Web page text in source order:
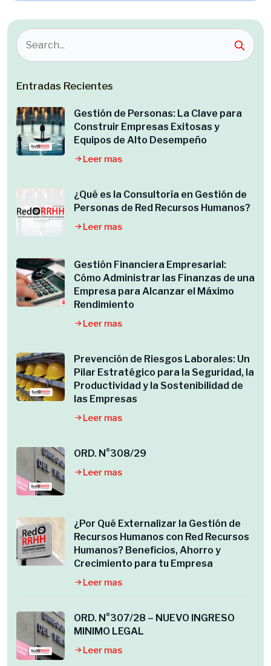
Entradas Recientes
Gestión de Personas: La Clave para
Construir Empresas Exitosas y
Equipos de Alto Desempeño
Leer mas
¿Qué es la Consultoría en Gestión de
Personas de Red Recursos Humanos?
Leer mas
Gestión Financiera Empresarial:
Cómo Administrar las Finanzas de una
Empresa para Alcanzar el Máximo
Rendimiento
Leer mas
Prevención de Riesgos Laborales: Un
Pilar Estratégico para la Seguridad, la
Productividad y la Sostenibilidad de
las Empresas
Leer mas
ORD. N°308/29
Leer mas
¿Por Qué Externalizar la Gestión de
Recursos Humanos con Red Recursos
Humanos? Beneficios, Ahorro y
Crecimiento para tu Empresa
Leer mas
ORD. N°307/28 – NUEVO INGRESO
MINIMO LEGAL
Leer mas